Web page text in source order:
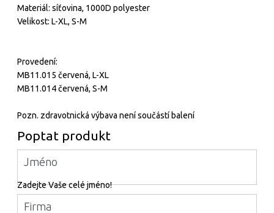
Materiál: síťovina, 1000D polyester
Velikost: L-XL, S-M
Provedení:
MB11.015 červená, L-XL
MB11.014 červená, S-M
Pozn. zdravotnická výbava není součástí balení
Poptat produkt
Jméno
Zadejte Vaše celé jméno!
Firma